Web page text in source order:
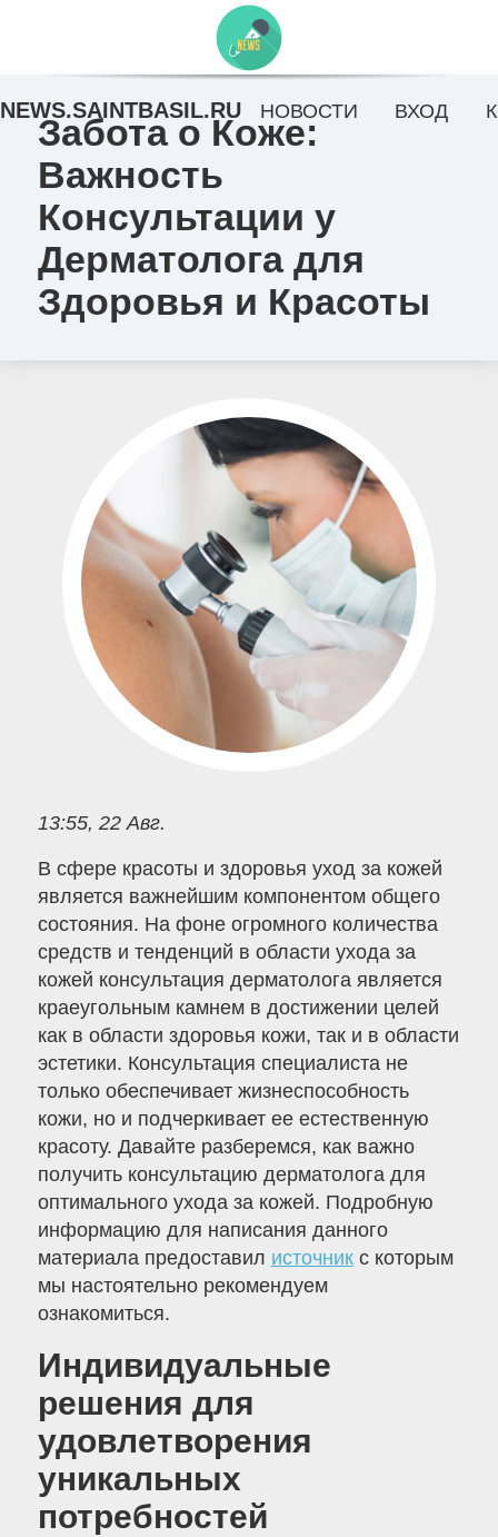
Забота о Коже:
Важность
Консультации у
Дерматолога для
Здоровья и Красоты
13:55, 22 Авг.
В сфере красоты и здоровья уход за кожей
является важнейшим компонентом общего
состояния. На фоне огромного количества
средств и тенденций в области ухода за
кожей консультация дерматолога является
краеугольным камнем в достижении целей
как в области здоровья кожи, так и в области
эстетики. Консультация специалиста не
только обеспечивает жизнеспособность
кожи, но и подчеркивает ее естественную
красоту. Давайте разберемся, как важно
получить консультацию дерматолога для
оптимального ухода за кожей. Подробную
информацию для написания данного
материала предоставил источникс которым
мы настоятельно рекомендуем
ознакомиться.
Индивидуальные
решения для
удовлетворения
уникальных
потребностей
NEWS.SAINTBASIL.RU НОВОСТИ ВХОД